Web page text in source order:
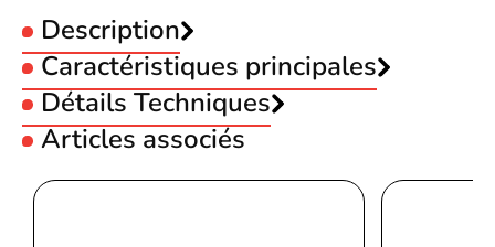
Description
PNY 500 Go NVMe Gen4 M.2 - CS2241
Caractéristiques principales
Capacité stockage :480-525Go
Interface Disque : M.2
NVMe PCIe : PCIe Gen4
PCIe carte d'Extension :PCIe 4.0
Type de Refroidissement :
Détails Techniques
Caractéristiques
Capacité du Solid State
Articles associés